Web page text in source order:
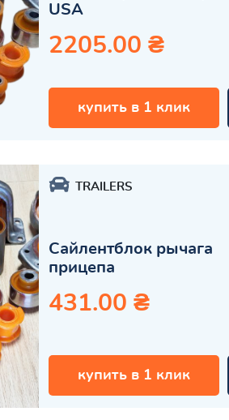
USA
2205.00 ₴
купить в 1 клик
TRAILERS
Сайлентблок рычага
прицепа
431.00 ₴
купить в 1 клик